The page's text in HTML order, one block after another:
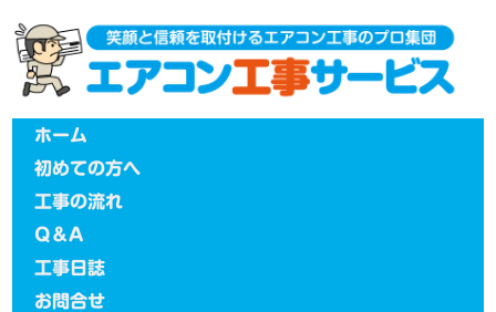
メインメニュー
メインコンテンツへ移動
ホーム
初めての方へ
工事の流れ
Q＆A
工事日誌
お問合せ